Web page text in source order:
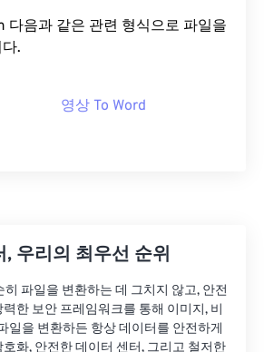
다음과 같은 관련 형식으로 파일을
.
영상 To Word
우리의 최우선 순위
파일을 변환하는 데 그치지 않고, 안전
한 보안 프레임워크를 통해 이미지, 비
일을 변환하든 항상 데이터를 안전하게
화, 안전한 데이터 센터, 그리고 철저한